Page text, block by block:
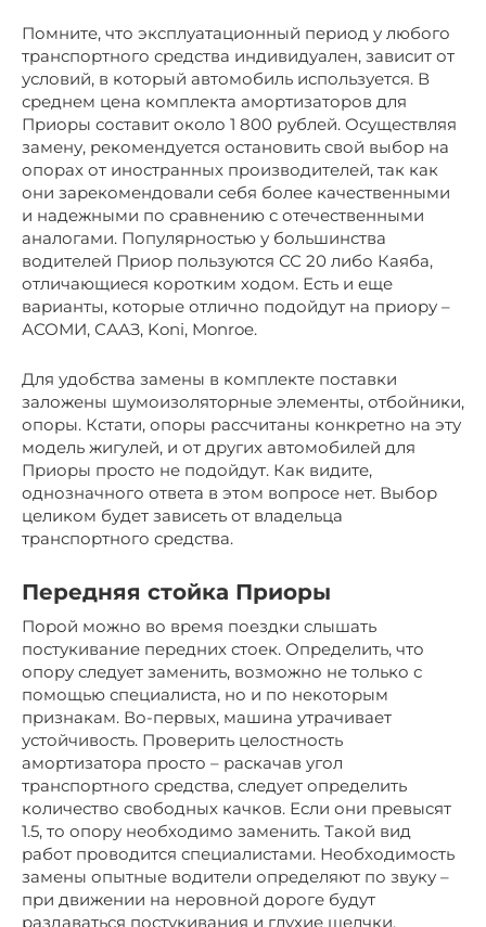
Помните, что эксплуатационный период у любого
транспортного средства индивидуален, зависит от
условий, в который автомобиль используется. В
среднем цена комплекта амортизаторов для
Приоры составит около 1 800 рублей. Осуществляя
замену, рекомендуется остановить свой выбор на
опорах от иностранных производителей, так как
они зарекомендовали себя более качественными
и надежными по сравнению с отечественными
аналогами. Популярностью у большинства
водителей Приор пользуются СС 20 либо Каяба,
отличающиеся коротким ходом. Есть и еще
варианты, которые отлично подойдут на приору –
АСОМИ, СААЗ, Koni, Monroe.
Для удобства замены в комплекте поставки
заложены шумоизоляторные элементы, отбойники,
опоры. Кстати, опоры рассчитаны конкретно на эту
модель жигулей, и от других автомобилей для
Приоры просто не подойдут. Как видите,
однозначного ответа в этом вопросе нет. Выбор
целиком будет зависеть от владельца
транспортного средства.
Передняя стойка Приоры
Порой можно во время поездки слышать
постукивание передних стоек. Определить, что
опору следует заменить, возможно не только с
помощью специалиста, но и по некоторым
признакам. Во-первых, машина утрачивает
устойчивость. Проверить целостность
амортизатора просто – раскачав угол
транспортного средства, следует определить
количество свободных качков. Если они превысят
1.5, то опору необходимо заменить. Такой вид
работ проводится специалистами. Необходимость
замены опытные водители определяют по звуку –
при движении на неровной дороге будут
раздаваться постукивания и глухие щелчки.